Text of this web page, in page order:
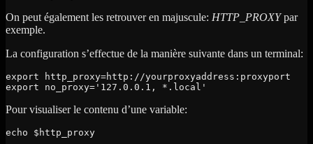
On peut également les retrouver en majuscule: HTTP_PROXYpar
exemple.
La configuration s’effectue de la manière suivante dans un terminal:
export http_proxy=http://yourproxyaddress:proxyport
export no_proxy='127.0.0.1, *.local'
Pour visualiser le contenu d’une variable:
echo $http_proxy